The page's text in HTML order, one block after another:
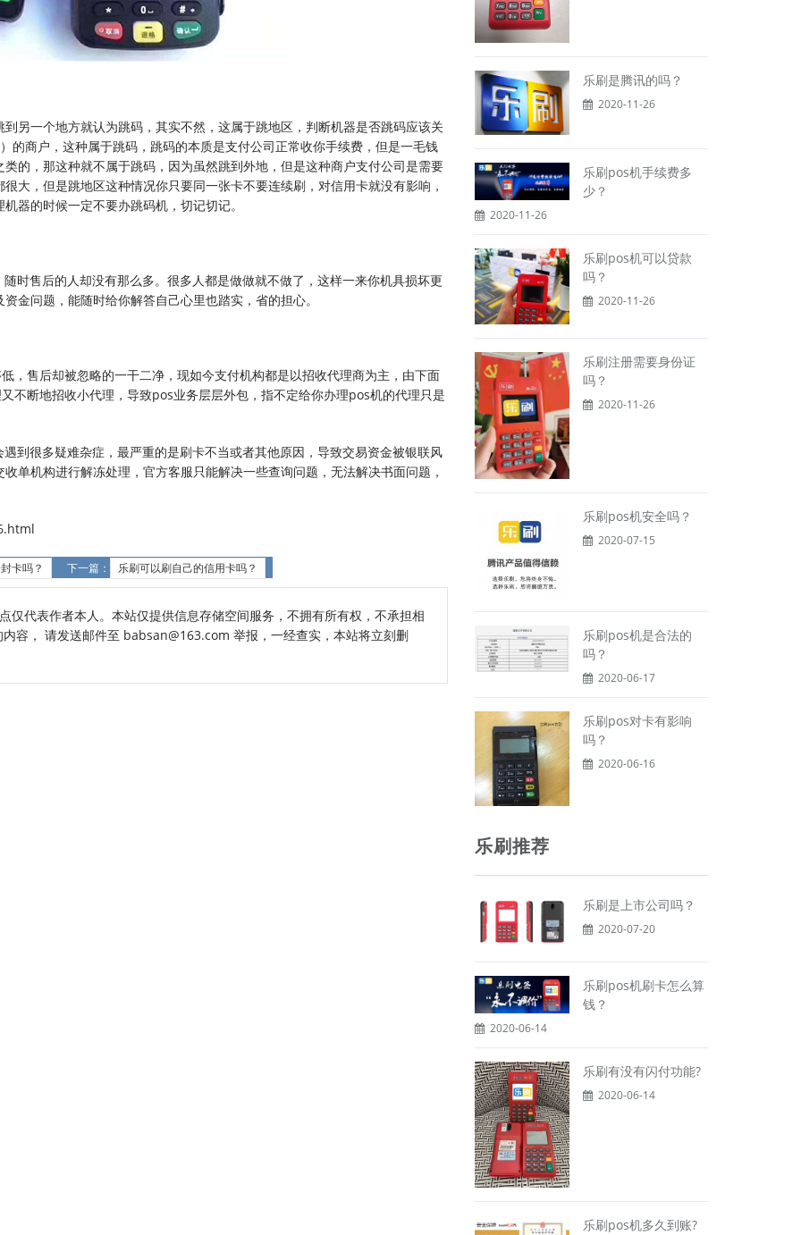
另一个地方就认为跳码，其实不然，这属于跳地区，判断机器是否跳码应该关
的商户，这种属于跳码，跳码的本质是支付公司正常收你手续费，但是一毛钱
的，那这种就不属于跳码，因为虽然跳到外地，但是这种商户支付公司是需要
大，但是跳地区这种情况你只要同一张卡不要连续刷，对信用卡就没有影响，
器的时候一定不要办跳码机，切记切记。
时售后的人却没有那么多。很多人都是做做就不做了，这样一来你机具损坏更
金问题，能随时给你解答自己心里也踏实，省的担心。
，售后却被忽略的一干二净，现如今支付机构都是以招收代理商为主，由下面
不断地招收小代理，导致pos业务层层外包，指不定给你办理pos机的代理只是
到很多疑难杂症，最严重的是刷卡不当或者其他原因，导致交易资金被银联风
单机构进行解冻处理，官方客服只能解决一些查询问题，无法解决书面问题，
卡吗？ 下一篇： 乐刷可以刷自己的信用卡吗？
仅代表作者本人。本站仅提供信息存储空间服务，不拥有所有权，不承担相
容， 请发送邮件至 babsan@163.com 举报，一经查实，本站将立刻删
乐刷是腾讯的吗？
2020-11-26
乐刷pos机手续费多
少？
2020-11-26
乐刷pos机可以贷款
吗？
2020-11-26
乐刷注册需要身份证
吗？
2020-11-26
乐刷pos机安全吗？
2020-07-15
乐刷pos机是合法的
吗？
2020-06-17
乐刷pos对卡有影响
吗？
2020-06-16
乐刷推荐
乐刷是上市公司吗？
2020-07-20
乐刷pos机刷卡怎么算
钱？
2020-06-14
乐刷有没有闪付功能?
2020-06-14
乐刷pos机多久到账?